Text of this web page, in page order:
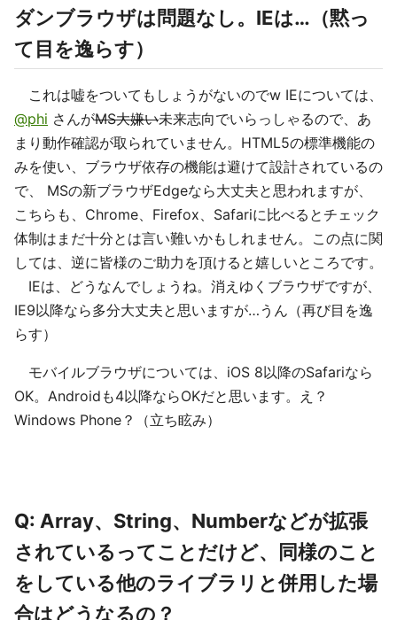
ダンブラウザは問題なし。IEは…（黙っ
て目を逸らす）
これは嘘をついてもしょうがないのでw IEについては、
@phi さんがMS大嫌い未来志向でいらっしゃるので、あ
まり動作確認が取られていません。HTML5の標準機能の
みを使い、ブラウザ依存の機能は避けて設計されているの
で、 MSの新ブラウザEdgeなら大丈夫と思われますが、
こちらも、Chrome、Firefox、Safariに比べるとチェック
体制はまだ十分とは言い難いかもしれません。この点に関
しては、逆に皆様のご助力を頂けると嬉しいところです。
IEは、どうなんでしょうね。消えゆくブラウザですが、
IE9以降なら多分大丈夫と思いますが…うん（再び目を逸
らす）
モバイルブラウザについては、iOS 8以降のSafariなら
OK。Androidも4以降ならOKだと思います。え？
Windows Phone？（立ち眩み）
Q: Array、String、Numberなどが拡張
されているってことだけど、同様のこと
をしている他のライブラリと併用した場
合はどうなるの？